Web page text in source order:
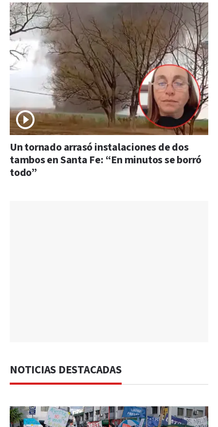
Un tornado arrasó instalaciones de dos
tambos en Santa Fe: “En minutos se borró
todo”
NOTICIAS DESTACADAS